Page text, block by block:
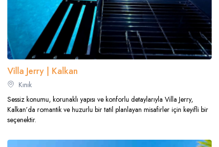
Villa Jerry | Kalkan
Kınık
Sessiz konumu, korunaklı yapısı ve konforlu detaylarıyla Villa Jerry,
Kalkan’da romantik ve huzurlu bir tatil planlayan misafirler için keyifli bir
seçenektir.